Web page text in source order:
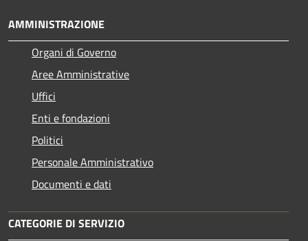
AMMINISTRAZIONE
Organi di Governo
Aree Amministrative
Uffici
Enti e fondazioni
Politici
Personale Amministrativo
Documenti e dati
CATEGORIE DI SERVIZIO